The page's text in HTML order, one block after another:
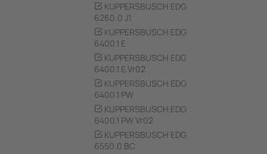
KUPPERSBUSCH EDG
6260.0 J1
KUPPERSBUSCH EDG
6400.1 E
KUPPERSBUSCH EDG
6400.1 E Vr02
KUPPERSBUSCH EDG
6400.1 PW
KUPPERSBUSCH EDG
6400.1 PW Vr02
KUPPERSBUSCH EDG
6550.0 BC